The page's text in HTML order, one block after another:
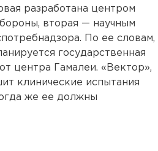
разработана центром
вторая — научным
По ее словам,
государственная
центра Гамалеи. «Вектор»,
клинические испытания
же ее должны